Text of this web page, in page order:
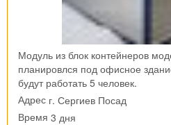
Модуль из блок контейнеров
планировлся под офисное
будут работать 5 человек.
Адрес г. Сергиев Посад
Время 3 дня